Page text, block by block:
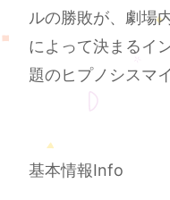
ルの勝敗が、劇場
によって決まるイ
題のヒプノシスマ
基本情報Info